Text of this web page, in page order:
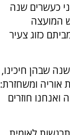
כעשרים שנה
המועצה
כזוג צעיר
שבהן חיכינו,
אוריה ומשחזרת:
ואנחנו חוזרים